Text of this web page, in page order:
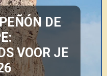
DE
VOOR JE